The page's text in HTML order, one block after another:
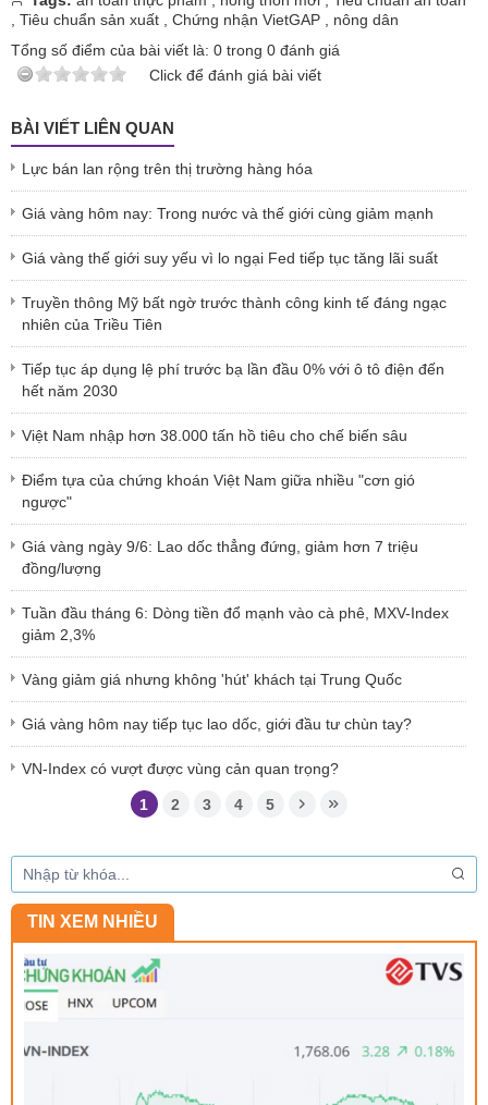
, Tiêu chuẩn sản xuất , Chứng nhận VietGAP , nông dân
Tổng số điểm của bài viết là: 0 trong 0 đánh giá
Click để đánh giá bài viết
BÀI VIẾT LIÊN QUAN
Lực bán lan rộng trên thị trường hàng hóa
Giá vàng hôm nay: Trong nước và thế giới cùng giảm mạnh
Giá vàng thế giới suy yếu vì lo ngại Fed tiếp tục tăng lãi suất
Truyền thông Mỹ bất ngờ trước thành công kinh tế đáng ngạc
nhiên của Triều Tiên
Tiếp tục áp dụng lệ phí trước bạ lần đầu 0% với ô tô điện đến
hết năm 2030
Việt Nam nhập hơn 38.000 tấn hồ tiêu cho chế biến sâu
Điểm tựa của chứng khoán Việt Nam giữa nhiều "cơn gió
ngược"
Giá vàng ngày 9/6: Lao dốc thẳng đứng, giảm hơn 7 triệu
đồng/lượng
Tuần đầu tháng 6: Dòng tiền đổ mạnh vào cà phê, MXV-Index
giảm 2,3%
Vàng giảm giá nhưng không 'hút' khách tại Trung Quốc
Giá vàng hôm nay tiếp tục lao dốc, giới đầu tư chùn tay?
VN-Index có vượt được vùng cản quan trọng?
1 2 3 4 5
TIN XEM NHIỀU